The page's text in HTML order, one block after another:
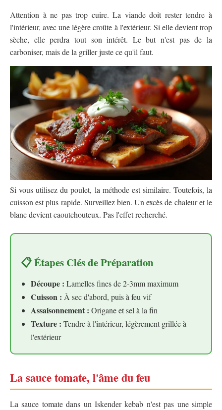
Attention à ne pas trop cuire. La viande doit rester tendre à
l'intérieur, avec une légère croûte à l'extérieur. Si elle devient trop
sèche, elle perdra tout son intérêt. Le but n'est pas de la
carboniser, mais de la griller juste ce qu'il faut.
Si vous utilisez du poulet, la méthode est similaire. Toutefois, la
cuisson est plus rapide. Surveillez bien. Un excès de chaleur et le
blanc devient caoutchouteux. Pas l'effet recherché.
📋 Étapes Clés de Préparation
Découpe : Lamelles fines de 2-3mm maximum
Cuisson : À sec d'abord, puis à feu vif
Assaisonnement : Origane et sel à la fin
Texture : Tendre à l'intérieur, légèrement grillée à
l'extérieur
La sauce tomate, l'âme du feu
La sauce tomate dans un Iskender kebab n'est pas une simple